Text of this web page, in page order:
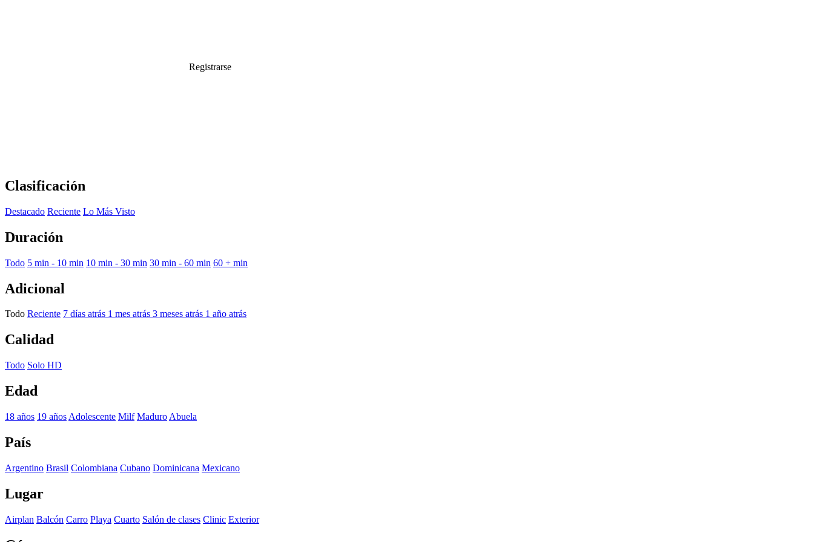
Registrarse
Clasificación
Destacado Reciente Lo Más Visto
Duración
Todo 5 min - 10 min 10 min - 30 min 30 min - 60 min 60 + min
Adicional
Todo Reciente 7 días atrás 1 mes atrás 3 meses atrás 1 año atrás
Calidad
Todo Solo HD
Edad
18 años 19 años Adolescente Milf Maduro Abuela
País
Argentino Brasil Colombiana Cubano Dominicana Mexicano
Lugar
Airplan Balcón Carro Playa Cuarto Salón de clases Clinic Exterior